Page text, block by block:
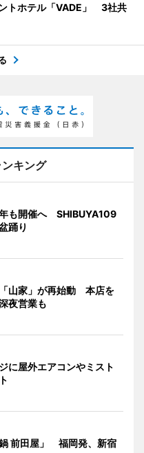
トホテル「VADE」 3社共
キング
年も開催へ SHIBUYA109
踊り
山家」が再始動 本店を
夜営業も
に屋外エアコンやミスト
前田屋」 福岡発、新宿